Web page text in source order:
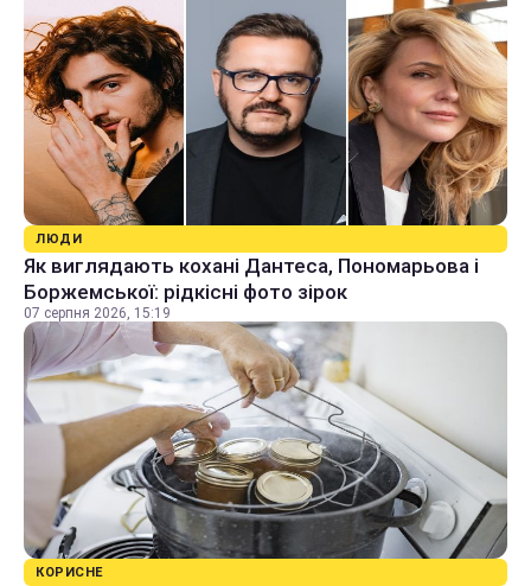
ЛЮДИ
Як виглядають кохані Дантеса, Пономарьова і
Боржемської: рідкісні фото зірок
07 серпня 2026, 15:19
КОРИСНЕ